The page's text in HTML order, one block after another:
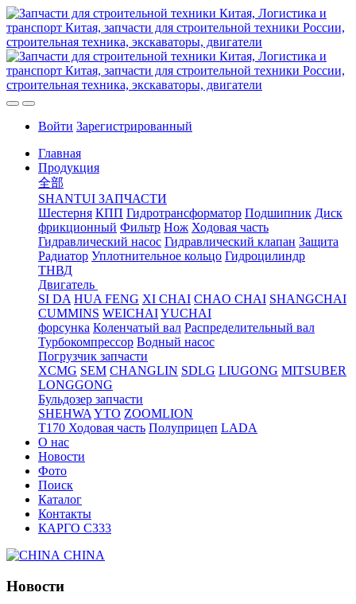
Войти Зарегистрированный
Главная
Продукция
全部
SHANTUI ЗАПЧАСТИ
Шестерня КПП Гидротрансформатор Подшипник Диск
фрикционный Фильтр Нож Ходовая часть
Гидравлический насос Гидравлический клапан Защита
Радиатор Уплотнительное кольцо Гидроцилиндр
ТНВД
Двигатель
SI DA HUA FENG XI CHAI CHAO CHAI SHANGCHAI
CUMMINS WEICHAIYUCHAI
форсунка Коленчатый вал Распределительный вал
Турбокомпрессор Водный насос
Погрузчик запчасти
XCMG SEM CHANGLIN SDLG LIUGONG MITSUBER
LONGGONG
Бульдозер запчасти
SHEHWA YTO ZOOMLION
T170 Ходовая часть Полуприцеп LADA
О нас
Новости
Фото
Поиск
Каталог
Контакты
КАРГО С333
CHINA
Новости